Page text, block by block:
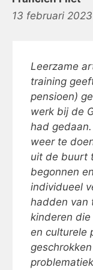
13 februari
Leerzame
training
pensioen)
werk bij de
had
weer te
uit de buurt
begonnen
individueel
hadden van
kinderen
en culturele